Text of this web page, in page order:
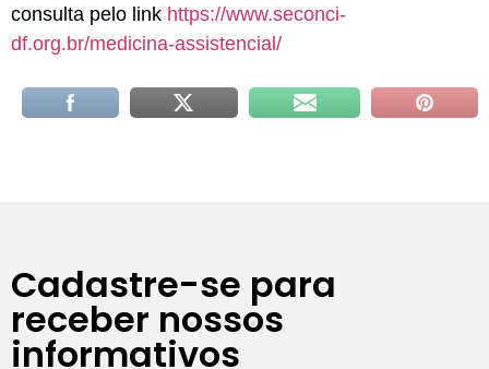
consulta pelo link https://www.seconci-
df.org.br/medicina-assistencial/
Cadastre-se para
receber nossos
informativos